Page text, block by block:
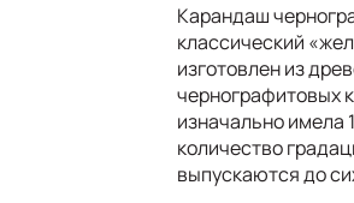
Карандаш
классический
изготовлен из
чернографитовых
изначально имела
количество
выпускаются до